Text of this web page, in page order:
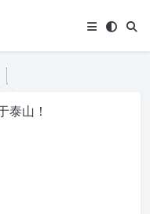
泰山！